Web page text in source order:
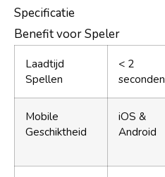
Specificatie
Benefit voor Speler
Laadtijd
Spellen
< 2
seconden
Mobile
Geschiktheid
iOS &
Android